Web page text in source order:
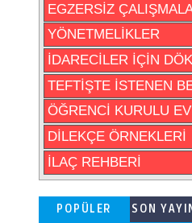
EGZERSİZ
YÖNETMELİKLER
İDARECİLER İÇİN
TEFTİŞTE İSTENEN
ÖĞRENCİ KURULU
DİLEKÇE ÖRNEKLERİ
İLAÇ REHBERİ
POPÜLER SON